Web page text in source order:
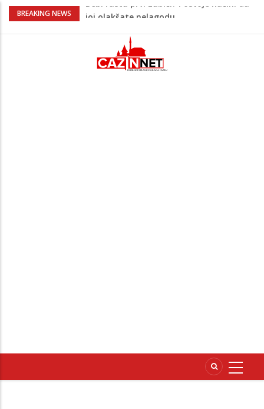
BREAKING NEWS
Kardiologinja upozorava da uobičajeno
Trump diže ljestvicu za postizanje mira,
traži od pregovarača da Iran isplati
ratnu odštetu